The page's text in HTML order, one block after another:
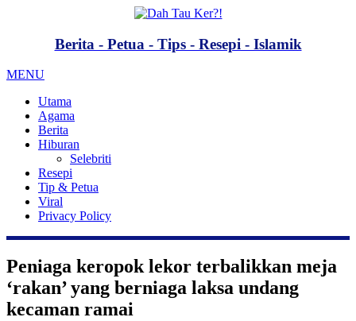
Berita - Petua - Tips - Resepi - Islamik
MENU
Utama
Agama
Berita
Hiburan
Selebriti
Resepi
Tip & Petua
Viral
Privacy Policy
Peniaga keropok lekor terbalikkan meja
‘rakan’ yang berniaga laksa undang
kecaman ramai